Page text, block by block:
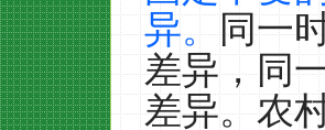
异。同一
差异，同
差异。农